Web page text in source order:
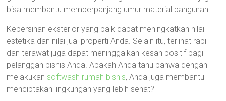
bisa membantu memperpanjang umur material bangunan.
Kebersihan eksterior yang baik dapat meningkatkan nilai
estetika dan nilai jual properti Anda. Selain itu, terlihat rapi
dan terawat juga dapat meninggalkan kesan positif bagi
pelanggan bisnis Anda. Apakah Anda tahu bahwa dengan
melakukan softwash rumah bisnis, Anda juga membantu
menciptakan lingkungan yang lebih sehat?